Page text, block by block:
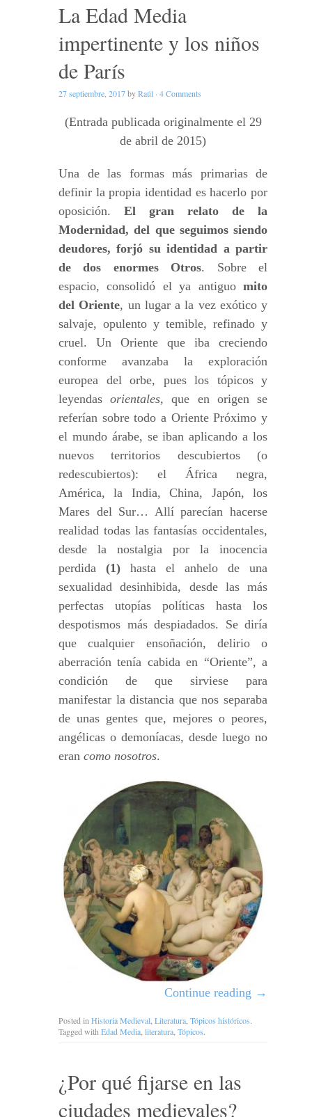
La Edad Media
impertinente y los niños
de París
27 septiembre, 2017byRaúl · 4 Comments
(Entrada publicada originalmente el 29
de abril de 2015)
Una de las formas más primarias de
definir la propia identidad es hacerlo por
oposición. El gran relato de la
Modernidad, del que seguimos siendo
deudores, forjó su identidad a partir
de
dos enormes Otros. Sobre el
espacio, consolidó el ya antiguo mito
del Oriente, un lugar a la vez exótico y
salvaje, opulento y temible, refinado y
cruel. Un Oriente que iba creciendo
conforme avanzaba la exploración
europea del orbe, pues los tópicos y
leyendasorientales, que en origen se
referían sobre todo a Oriente Próximo y
el mundo árabe, se iban aplicando a los
nuevos territorios descubiertos (o
redescubiertos): el África negra,
América, la India, China, Japón, los
Mares del Sur… Allí parecían hacerse
realidad todas las fantasías occidentales,
desde la nostalgia por la inocencia
perdida (1) hasta el anhelo de una
sexualidad desinhibida, desde las más
perfectas utopías políticas hasta los
despotismos más despiadados. Se diría
que cualquier ensoñación, delirio o
aberración tenía cabida en “Oriente”, a
condición de que sirviese para
manifestar la distancia que nos separaba
de unas gentes que, mejores o peores,
angélicas o demoníacas, desde luego no
eran como nosotros.
Continue reading →
Posted in Historia Medieval Literatura Tópicos históricos.
Tagged with Edad Media literatura Tópicos.
¿Por qué fijarse en las
ciudades medievales?